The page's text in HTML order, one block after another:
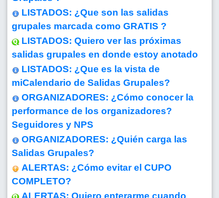
LISTADOS: ¿Que son las salidas
grupales marcada como GRATIS ?
LISTADOS: Quiero ver las próximas
salidas grupales en donde estoy anotado
LISTADOS: ¿Que es la vista de
miCalendario de Salidas Grupales?
ORGANIZADORES: ¿Cómo conocer la
performance de los organizadores?
Seguidores y NPS
ORGANIZADORES: ¿Quién carga las
Salidas Grupales?
ALERTAS: ¿Cómo evitar el CUPO
COMPLETO?
ALERTAS: Quiero enterarme cuando